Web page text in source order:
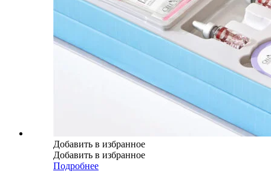
Добавить в избранное
Добавить в избранное
Подробнее